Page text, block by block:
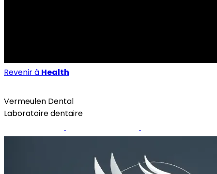
Revenir à Health
Vermeulen Dental
Laboratoire dentaire